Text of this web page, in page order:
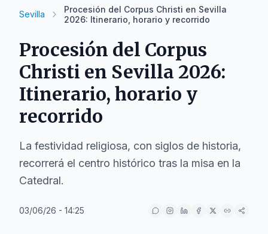
Sevilla
Procesión del Corpus Christi en Sevilla
2026: Itinerario, horario y recorrido
Procesión del Corpus
Christi en Sevilla 2026:
Itinerario, horario y
recorrido
La festividad religiosa, con siglos de historia,
recorrerá el centro histórico tras la misa en la
Catedral.
03/06/26 - 14:25